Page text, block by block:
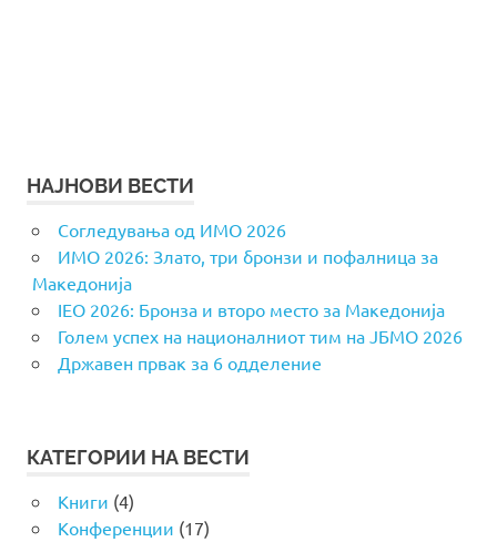
НАЈНОВИ ВЕСТИ
Согледувања од ИМО 2026
ИМО 2026: Злато, три бронзи и пофалница за
Македонија
IEO 2026: Бронза и второ место за Македонија
Голем успех на националниот тим на ЈБМО 2026
Државен првак за 6 одделение
КАТЕГОРИИ НА ВЕСТИ
Книги (4)
Конференции (17)